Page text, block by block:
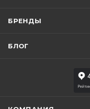
БРЕНДЫ
БЛОГ